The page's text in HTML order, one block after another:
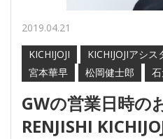
2019.04.21
KICHIJOJI
KICHIJOJIアシス
宮本華早
松岡健士郎
GWの営業日時の
RENJISHI